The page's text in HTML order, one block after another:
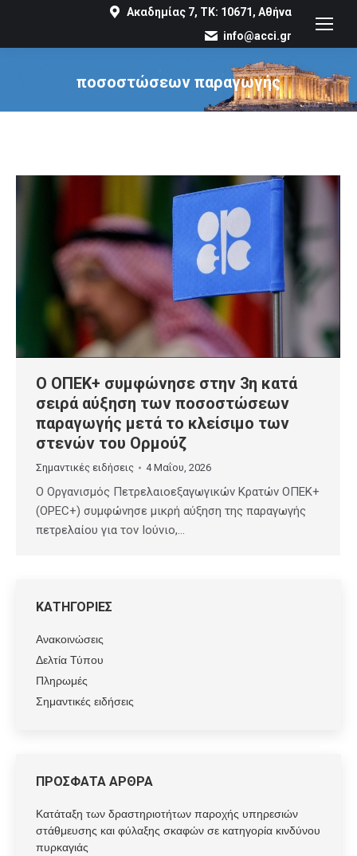
Ακαδημίας 7, ΤΚ: 10671, Αθήνα
info@acci.gr
ποσοστώσεων παραγωγής
You are here:
Ο ΟΠΕΚ+ συμφώνησε στην 3η κατά
σειρά αύξηση των ποσοστώσεων
παραγωγής μετά το κλείσιμο των
στενών του Ορμούζ
Σημαντικές ειδήσεις 4 Μαΐου, 2026
Ο Οργανισμός Πετρελαιοεξαγωγικών Κρατών ΟΠΕΚ+
(OPEC+) συμφώνησε μικρή αύξηση της παραγωγής
πετρελαίου για τον Ιούνιο,…
ΚΑΤΗΓΟΡΙΕΣ
Ανακοινώσεις
Δελτία Τύπου
Πληρωμές
Σημαντικές ειδήσεις
ΠΡΟΣΦΑΤΑ ΑΡΘΡΑ
Κατάταξη των δραστηριοτήτων παροχής υπηρεσιών
στάθμευσης και φύλαξης σκαφών σε κατηγορία κινδύνου
πυρκαγιάς